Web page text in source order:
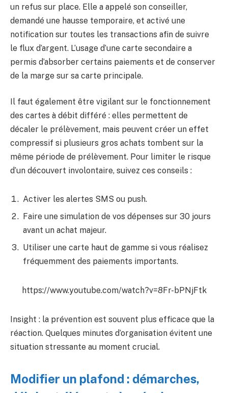
un refus sur place. Elle a appelé son conseiller,
demandé une hausse temporaire, et activé une
notification sur toutes les transactions afin de suivre
le flux d’argent. L’usage d’une carte secondaire a
permis d’absorber certains paiements et de conserver
de la marge sur sa carte principale.
Il faut également être vigilant sur le fonctionnement
des cartes à débit différé : elles permettent de
décaler le prélèvement, mais peuvent créer un effet
compressif si plusieurs gros achats tombent sur la
même période de prélèvement. Pour limiter le risque
d’un découvert involontaire, suivez ces conseils :
Activer les alertes SMS ou push.
Faire une simulation de vos dépenses sur 30 jours
avant un achat majeur.
Utiliser une carte haut de gamme si vous réalisez
fréquemment des paiements importants.
https://www.youtube.com/watch?v=8Fr-bPNjFtk
Insight : la prévention est souvent plus efficace que la
réaction. Quelques minutes d’organisation évitent une
situation stressante au moment crucial.
Modifier un plafond : démarches,